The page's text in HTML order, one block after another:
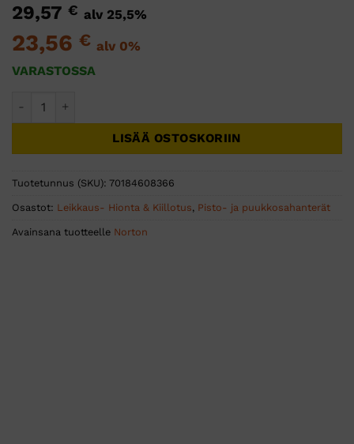
29,57 € alv 25,5%
23,56 € alv 0%
VARASTOSSA
LISÄÄ OSTOSKORIIN
Tuotetunnus (SKU): 70184608366
Osastot: Leikkaus- Hionta & Kiillotus, Pisto- ja puukkosahanterät
Avainsana tuotteelle Norton